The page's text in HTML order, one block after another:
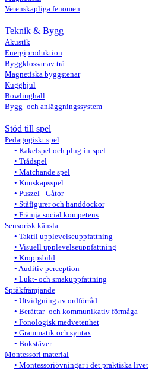
Vetenskapliga fenomen
Teknik & Bygg
Akustik
Energiproduktion
Byggklossar av trä
Magnetiska byggstenar
Kugghjul
Bowlinghall
Bygg- och anläggningssystem
Stöd till spel
Pedagogiskt spel
Kakelspel och plug-in-spel
Trådspel
Matchande spel
Kunskapsspel
Puszel - Gåtor
Ståfigurer och handdockor
Främja social kompetens
Sensorisk känsla
Taktil upplevelseuppfattning
Visuell upplevelseuppfattning
Kroppsbild
Auditiv perception
Lukt- och smakuppfattning
Språkfrämjande
Utvidgning av ordförråd
Berättar- och kommunikativ förmåga
Fonologisk medvetenhet
Grammatik och syntax
Bokstäver
Montessori material
Montessoriövningar i det praktiska livet